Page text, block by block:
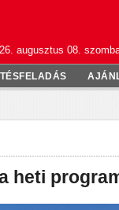
augusztus 08.
heti